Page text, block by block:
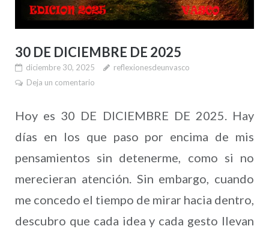
30 DE DICIEMBRE DE 2025
diciembre 30, 2025
reflexionesdeunvasco
Deja un comentario
Hoy es 30 DE DICIEMBRE DE 2025. Hay
días en los que paso por encima de mis
pensamientos sin detenerme, como si no
merecieran atención. Sin embargo, cuando
me concedo el tiempo de mirar hacia dentro,
descubro que cada idea y cada gesto llevan